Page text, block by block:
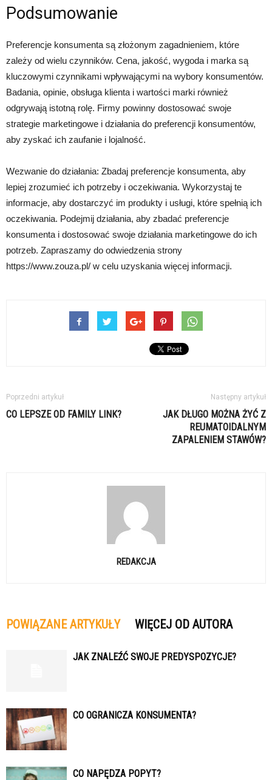
Podsumowanie
Preferencje konsumenta są złożonym zagadnieniem, które
zależy od wielu czynników. Cena, jakość, wygoda i marka są
kluczowymi czynnikami wpływającymi na wybory konsumentów.
Badania, opinie, obsługa klienta i wartości marki również
odgrywają istotną rolę. Firmy powinny dostosować swoje
strategie marketingowe i działania do preferencji konsumentów,
aby zyskać ich zaufanie i lojalność.
Wezwanie do działania: Zbadaj preferencje konsumenta, aby
lepiej zrozumieć ich potrzeby i oczekiwania. Wykorzystaj te
informacje, aby dostarczyć im produkty i usługi, które spełnią ich
oczekiwania. Podejmij działania, aby zbadać preferencje
konsumenta i dostosować swoje działania marketingowe do ich
potrzeb. Zapraszamy do odwiedzenia strony
https://www.zouza.pl/ w celu uzyskania więcej informacji.
Poprzedni artykuł
CO LEPSZE OD FAMILY LINK?
Następny artykuł
JAK DŁUGO MOŻNA ŻYĆ Z
REUMATOIDALNYM
ZAPALENIEM STAWÓW?
REDAKCJA
POWIĄZANE ARTYKUŁY WIĘCEJ OD AUTORA
JAK ZNALEŹĆ SWOJE PREDYSPOZYCJE?
CO OGRANICZA KONSUMENTA?
CO NAPĘDZA POPYT?